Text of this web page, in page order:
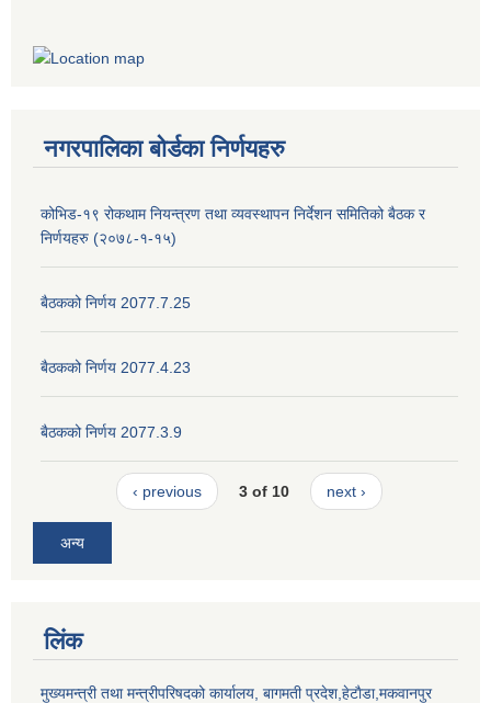
नगरपालिका बोर्डका निर्णयहरु
कोभिड-१९ रोकथाम नियन्त्रण तथा व्यवस्थापन निर्देशन समितिको बैठक र
निर्णयहरु (२०७८-१-१५)
बैठकको निर्णय 2077.7.25
बैठकको निर्णय 2077.4.23
बैठकको निर्णय 2077.3.9
‹ previous 3 of 10 next ›
अन्य
लिंक
मुख्यमन्त्री तथा मन्त्रीपरिषदको कार्यालय, बागमती प्रदेश,हेटाैडा,मकवानपुर